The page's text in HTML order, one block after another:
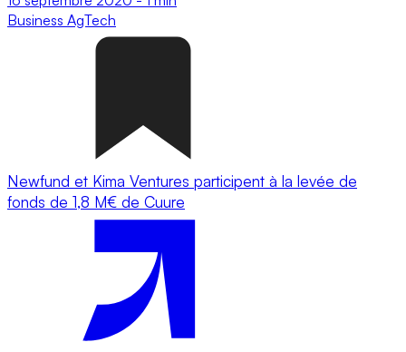
Business AgTech
Newfund et Kima Ventures participent à la levée de
fonds de 1,8 M€ de Cuure